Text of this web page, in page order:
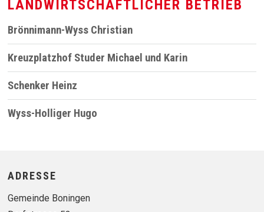
LANDWIRTSCHAFTLICHER BETRIEB
Brönnimann-Wyss Christian
Kreuzplatzhof Studer Michael und Karin
Schenker Heinz
Wyss-Holliger Hugo
Footer
ADRESSE
Gemeinde Boningen